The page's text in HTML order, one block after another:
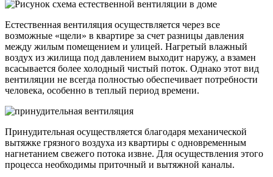
Естественная вентиляция осуществляется через все
возможные «щели» в квартире за счет разницы давления
между жилым помещением и улицей. Нагретый влажный
воздух из жилища под давлением выходит наружу, а взамен
всасывается более холодный чистый поток. Однако этот вид
вентиляции не всегда полностью обеспечивает потребности
человека, особенно в теплый период времени.
Принудительная осуществляется благодаря механической
вытяжке грязного воздуха из квартиры с одновременным
нагнетанием свежего потока извне. Для осуществления этого
процесса необходимы приточный и вытяжной каналы.